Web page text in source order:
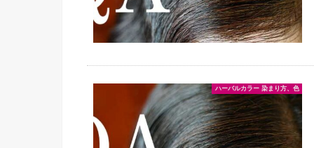
ハーバルカラー 染まり方、色